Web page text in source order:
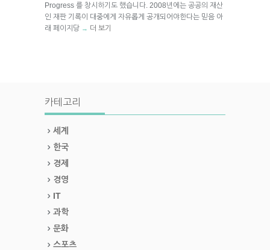
Progress 를 창시하기도 했습니다. 2008년에는 공공의 재산
인 재판 기록이 대중에게 자유롭게 공개되어야한다는 믿음 아
래 페이지당 → 더 보기
카테고리
세계
한국
경제
경영
IT
과학
문화
스포츠